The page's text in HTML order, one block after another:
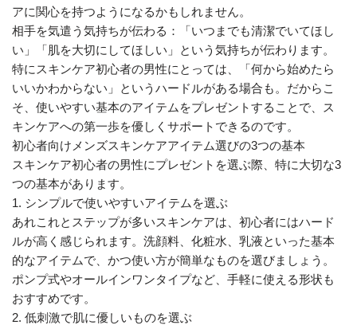
アに関心を持つようになるかもしれません。
相手を気遣う気持ちが伝わる：「いつまでも清潔でいてほし
い」「肌を大切にしてほしい」という気持ちが伝わります。
特にスキンケア初心者の男性にとっては、「何から始めたら
いいかわからない」というハードルがある場合も。だからこ
そ、使いやすい基本のアイテムをプレゼントすることで、ス
キンケアへの第一歩を優しくサポートできるのです。
初心者向けメンズスキンケアアイテム選びの3つの基本
スキンケア初心者の男性にプレゼントを選ぶ際、特に大切な3
つの基本があります。
1. シンプルで使いやすいアイテムを選ぶ
あれこれとステップが多いスキンケアは、初心者にはハード
ルが高く感じられます。洗顔料、化粧水、乳液といった基本
的なアイテムで、かつ使い方が簡単なものを選びましょう。
ポンプ式やオールインワンタイプなど、手軽に使える形状も
おすすめです。
2. 低刺激で肌に優しいものを選ぶ